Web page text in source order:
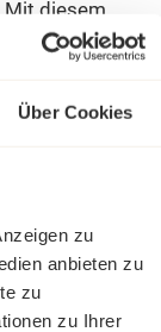
Über Cookies
zu
anbieten zu
zu
zu Ihrer
Mit diesem
und der
120 cm